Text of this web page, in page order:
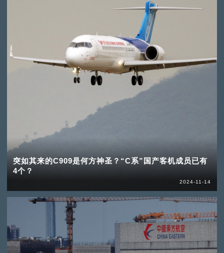
突如其来的C909是何方神圣？“C系”国产客机成员已有
4个？
2024-11-14